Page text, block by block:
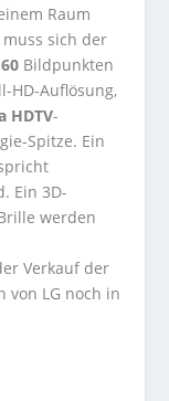
Raum
sich der
Bildpunkten
HD-Auflösung,
HDTV-
Spitze. Ein
Ein 3D-
werden
Verkauf der
von LG noch in